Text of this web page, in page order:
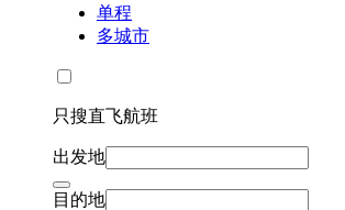
单程
多城市
只搜直飞航班
出发地
目的地